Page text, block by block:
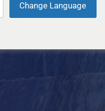
Change Language